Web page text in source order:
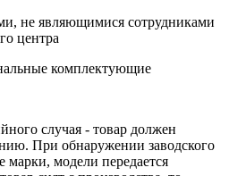
не являющимися сотрудниками
центра
комплектующие
случая - товар должен
При обнаружении заводского
марки, модели передается